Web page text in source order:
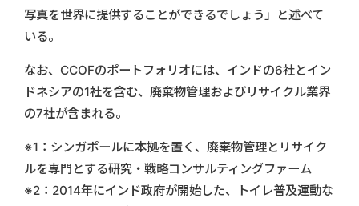
写真を世界に提供することができるでしょう」と述べて
いる。
なお、CCOFのポートフォリオには、インドの6社とイン
ドネシアの1社を含む、廃棄物管理およびリサイクル業界
の7社が含まれる。
※1：シンガポールに本拠を置く、廃棄物管理とリサイク
ルを専門とする研究・戦略コンサルティングファーム
※2：2014年にインド政府が開始した、トイレ普及運動な